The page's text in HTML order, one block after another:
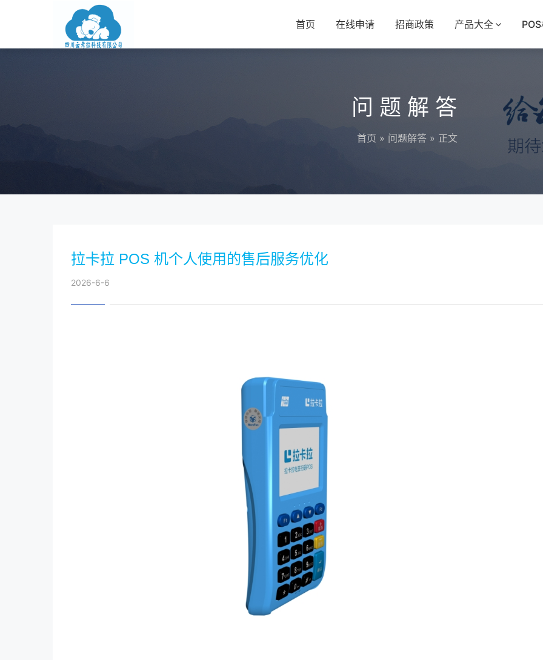
首页 在线申请 招商政策 产品大全
问题解答
首页 » 问题解答 » 正文
拉卡拉 POS 机个人使用的售后服务优化
2026-6-6